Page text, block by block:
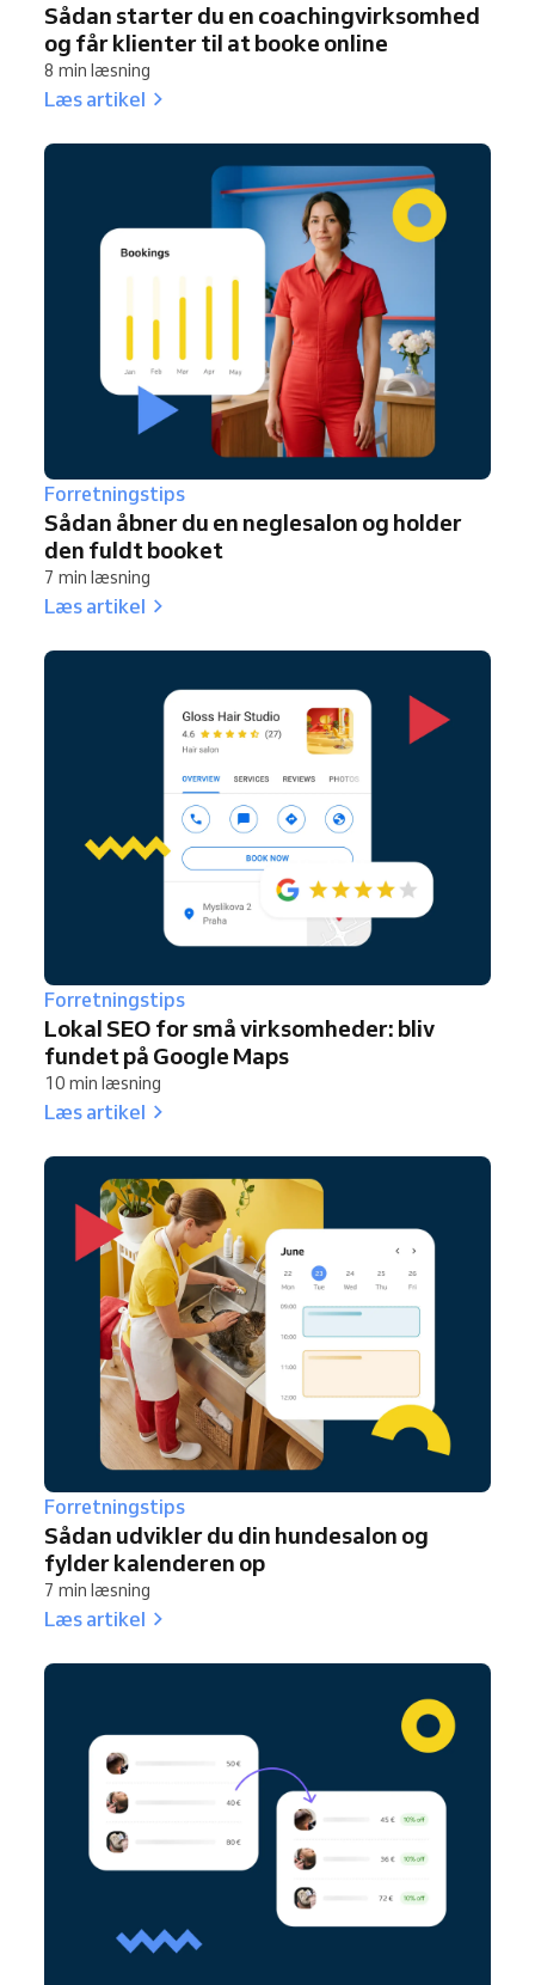
Sådan starter du en coachingvirksomhed
og får klienter til at booke online
8 min læsning
Læs artikel
Forretningstips
Sådan åbner du en neglesalon og holder
den fuldt booket
7 min læsning
Læs artikel
Forretningstips
Lokal SEO for små virksomheder: bliv
fundet på Google Maps
10 min læsning
Læs artikel
Forretningstips
Sådan udvikler du din hundesalon og
fylder kalenderen op
7 min læsning
Læs artikel